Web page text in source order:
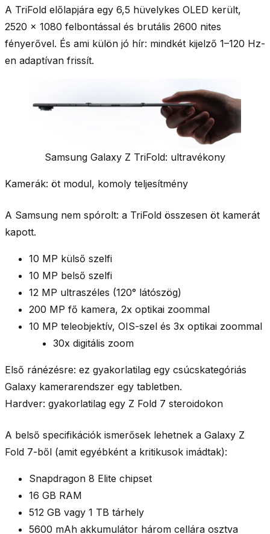
A TriFold előlapjára egy 6,5 hüvelykes OLED került,
2520 × 1080 felbontással és brutális 2600 nites
fényerővel. És ami külön jó hír: mindkét kijelző 1–120 Hz-
en adaptívan frissít.
Samsung Galaxy Z TriFold: ultravékony
Kamerák: öt modul, komoly teljesítmény
A Samsung nem spórolt: a TriFold összesen öt kamerát
kapott.
10 MP külső szelfi
10 MP belső szelfi
12 MP ultraszéles (120° látószög)
200 MP fő kamera, 2x optikai zoommal
10 MP teleobjektív, OIS-szel és 3x optikai zoommal
30x digitális zoom
Első ránézésre: ez gyakorlatilag egy csúcskategóriás
Galaxy kamerarendszer egy tabletben.
Hardver: gyakorlatilag egy Z Fold 7 steroidokon
A belső specifikációk ismerősek lehetnek a Galaxy Z
Fold 7-ből (amit egyébként a kritikusok imádtak):
Snapdragon 8 Elite chipset
16 GB RAM
512 GB vagy 1 TB tárhely
5600 mAh akkumulátor három cellára osztva